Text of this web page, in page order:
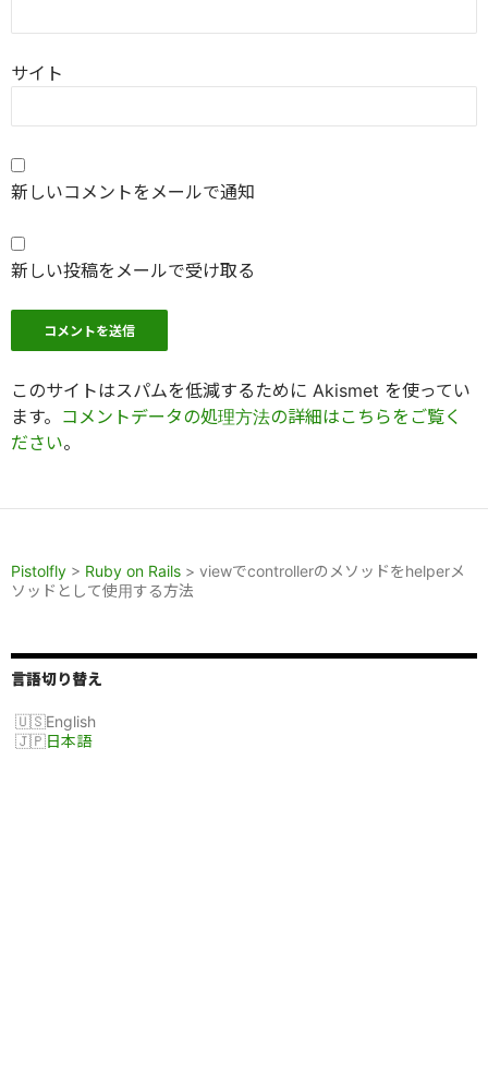
サイト
新しいコメントをメールで通知
新しい投稿をメールで受け取る
このサイトはスパムを低減するために Akismet を使ってい
ます。 コメントデータの処理方法の詳細はこちらをご覧く
ださい。
Pistolfly > Ruby on Rails > viewでcontrollerのメソッドをhelperメ
ソッドとして使用する方法
言語切り替え
English
日本語